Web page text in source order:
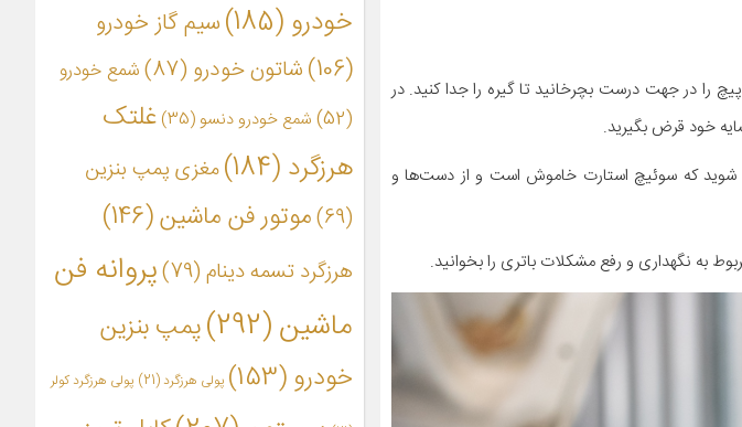
را در جهت درست بچرخانید تا گیره را جدا کنید. در
شوید که سوئیچ استارت خاموش است و از دست‌ها و
به نگهداری و رفع مشکلات باتری را بخوانید.
خودرو (185)
سیم گاز خودرو
(106)
شاتون خودرو (87)
شمع خودرو
(52)
شمع خودرو دنسو (35)
غلتک
هرزگرد (184)
مغزی پمپ بنزین
(69)
موتور فن ماشین(146)
هرزگرد تسمه دینام(79)
پروانه فن
ماشین(292)
پمپ بنزین
خودرو(153) پولی هرزگرد(21) پولی هرزگرد کولر